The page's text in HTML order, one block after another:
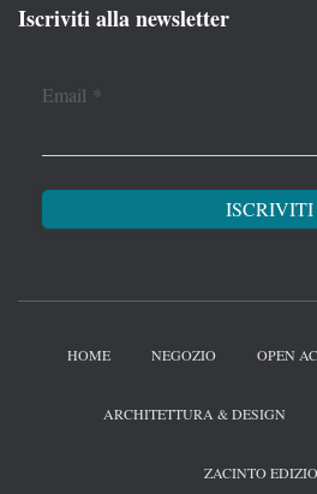
Iscriviti alla newsletter
Email *
HOME NEGOZIO OPEN
ARCHITETTURA & DESIGN
ZACINTO